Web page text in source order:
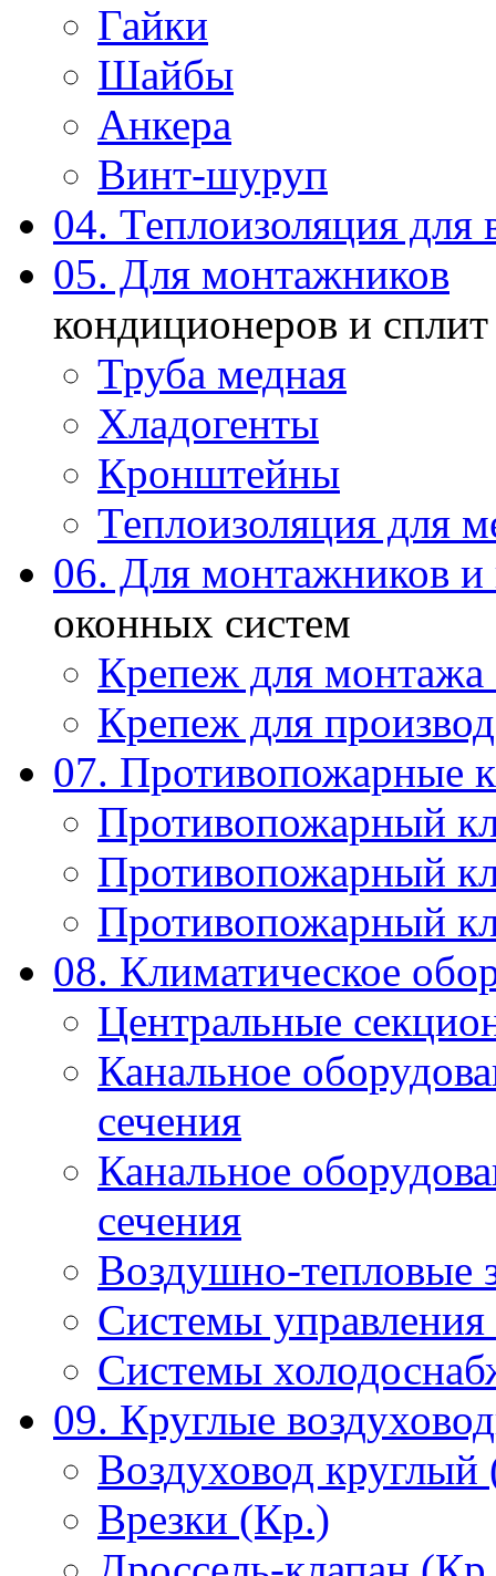
Гайки
Шайбы
Анкера
Винт-шуруп
04. Теплоизоляция для
05. Для монтажников
кондиционеров и
Труба медная
Хладогенты
Кронштейны
Теплоизоляция для
06. Для монтажников и
оконных систем
Крепеж для монтажа
Крепеж для
07. Противопожарные
Противопожарный
Противопожарный
Противопожарный
08. Климатическое
Центральные
Канальное
сечения
Канальное
сечения
Воздушно-тепловые
Системы
Системы
09. Круглые
Воздуховод
Врезки (Кр.)